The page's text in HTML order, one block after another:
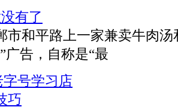
有了
市和平路上一家兼卖牛肉
广告，自称是“最